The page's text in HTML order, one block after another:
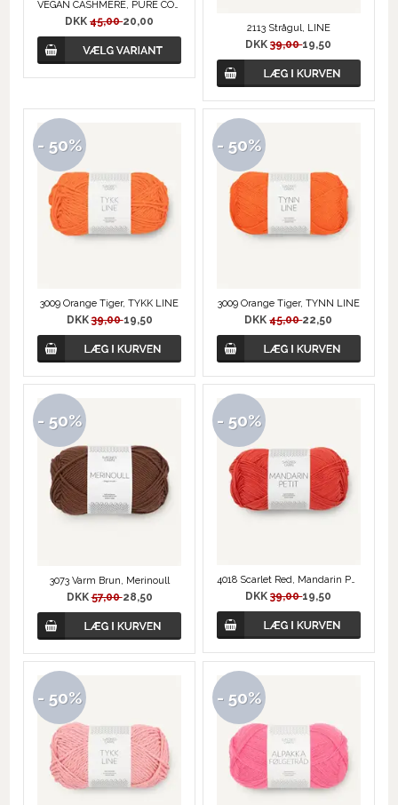
VEGAN CASHMERE, PURE COTTON
DKK45,0020,00
2113 Strågul, LINE
DKK39,0019,50
- 50%
3009 Orange Tiger, TYKK LINE
DKK39,0019,50
- 50%
3009 Orange Tiger, TYNN LINE
DKK45,0022,50
- 50%
3073 Varm Brun, Merinoull
DKK57,0028,50
- 50%
4018 Scarlet Red, Mandarin Petit
DKK39,0019,50
- 50% - 50%